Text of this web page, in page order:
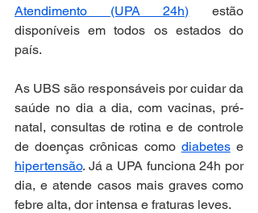
Atendimento (UPA 24h) estão
disponíveis em todos os estados do
país.
As UBS são responsáveis por cuidar da
saúde no dia a dia, com vacinas, pré-
natal, consultas de rotina e de controle
de doenças crônicas como diabetes
hipertensão. Já a UPA funciona 24h por
dia, e atende casos mais graves como
febre alta, dor intensa e fraturas leves.